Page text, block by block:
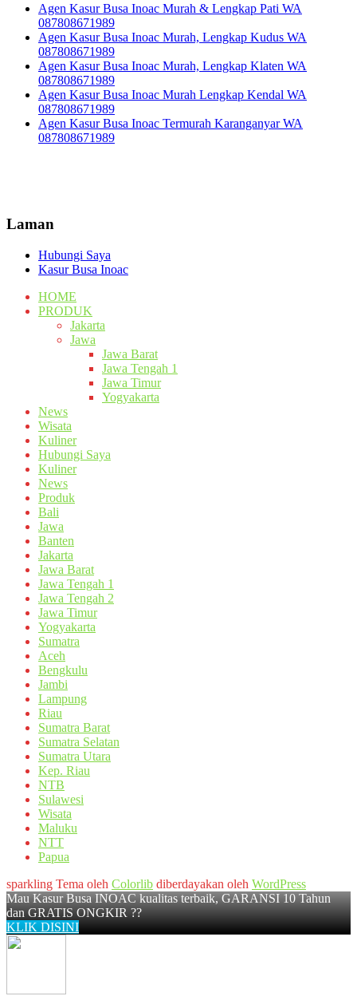
Agen Kasur Busa Inoac Murah & Lengkap Pati WA
087808671989
Agen Kasur Busa Inoac Murah, Lengkap Kudus WA
087808671989
Agen Kasur Busa Inoac Murah, Lengkap Klaten WA
087808671989
Agen Kasur Busa Inoac Murah Lengkap Kendal WA
087808671989
Agen Kasur Busa Inoac Termurah Karanganyar WA
087808671989
Laman
Hubungi Saya
Kasur Busa Inoac
HOME
PRODUK
Jakarta
Jawa
Jawa Barat
Jawa Tengah 1
Jawa Timur
Yogyakarta
News
Wisata
Kuliner
Hubungi Saya
Kuliner
News
Produk
Bali
Jawa
Banten
Jakarta
Jawa Barat
Jawa Tengah 1
Jawa Tengah 2
Jawa Timur
Yogyakarta
Sumatra
Aceh
Bengkulu
Jambi
Lampung
Riau
Sumatra Barat
Sumatra Selatan
Sumatra Utara
Kep. Riau
NTB
Sulawesi
Wisata
Maluku
NTT
Papua
sparkling Tema oleh Colorlib diberdayakan oleh WordPress
Mau Kasur Busa INOAC kualitas terbaik, GARANSI 10 Tahun
dan GRATIS ONGKIR ??
KLIK DISINI